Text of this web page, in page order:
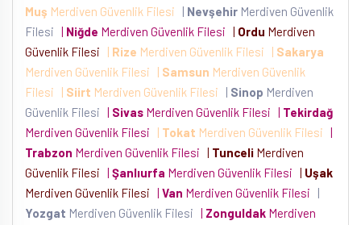
Muş Merdiven Güvenlik Filesi | Nevşehir Merdiven Güvenlik
Filesi | Niğde Merdiven Güvenlik Filesi | Ordu Merdiven
Güvenlik Filesi
| Rize Merdiven Güvenlik Filesi | Sakarya
Merdiven Güvenlik Filesi
| Samsun Merdiven Güvenlik
Filesi
| Siirt Merdiven Güvenlik Filesi | Sinop Merdiven
Güvenlik Filesi | Sivas Merdiven Güvenlik Filesi | Tekirdağ
Merdiven Güvenlik Filesi
| Tokat Merdiven Güvenlik Filesi |
Trabzon Merdiven Güvenlik Filesi | Tunceli Merdiven
Güvenlik Filesi | Şanlıurfa Merdiven Güvenlik Filesi | Uşak
Merdiven Güvenlik Filesi | Van Merdiven Güvenlik Filesi
|
Yozgat Merdiven Güvenlik Filesi | Zonguldak Merdiven